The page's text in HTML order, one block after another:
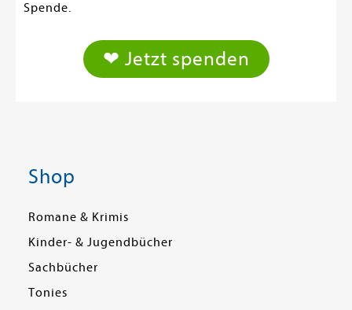
Spende.
❤ Jetzt spenden
Shop
Romane & Krimis
Kinder- & Jugendbücher
Sachbücher
Tonies